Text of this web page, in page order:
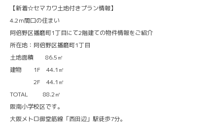
【新着☆セマカワ土地付きプラン情報】
4.2ｍ間口の住まい
阿倍野区播磨町1丁目にて2階建ての物件情報をご紹介
所在地：阿倍野区播磨町1丁目
土地面積 86.5㎡
建物 1F 44.1㎡
2F 44.1㎡
TOTAL 88.2㎡
阪南小学校区です。
大阪メトロ御堂筋線「西田辺」駅徒歩7分。